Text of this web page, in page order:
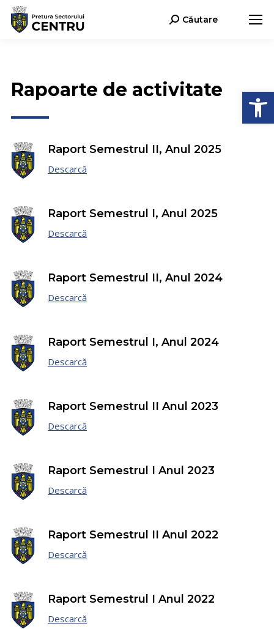
Search:Căutare
Rapoarte de activitate
Raport Semestrul II, Anul 2025
Descarcă
Raport Semestrul I, Anul 2025
Descarcă
Raport Semestrul II, Anul 2024
Descarcă
Raport Semestrul I, Anul 2024
Descarcă
Raport Semestrul II Anul 2023
Descarcă
Raport Semestrul I Anul 2023
Descarcă
Raport Semestrul II Anul 2022
Descarcă
Raport Semestrul I Anul 2022
Descarcă